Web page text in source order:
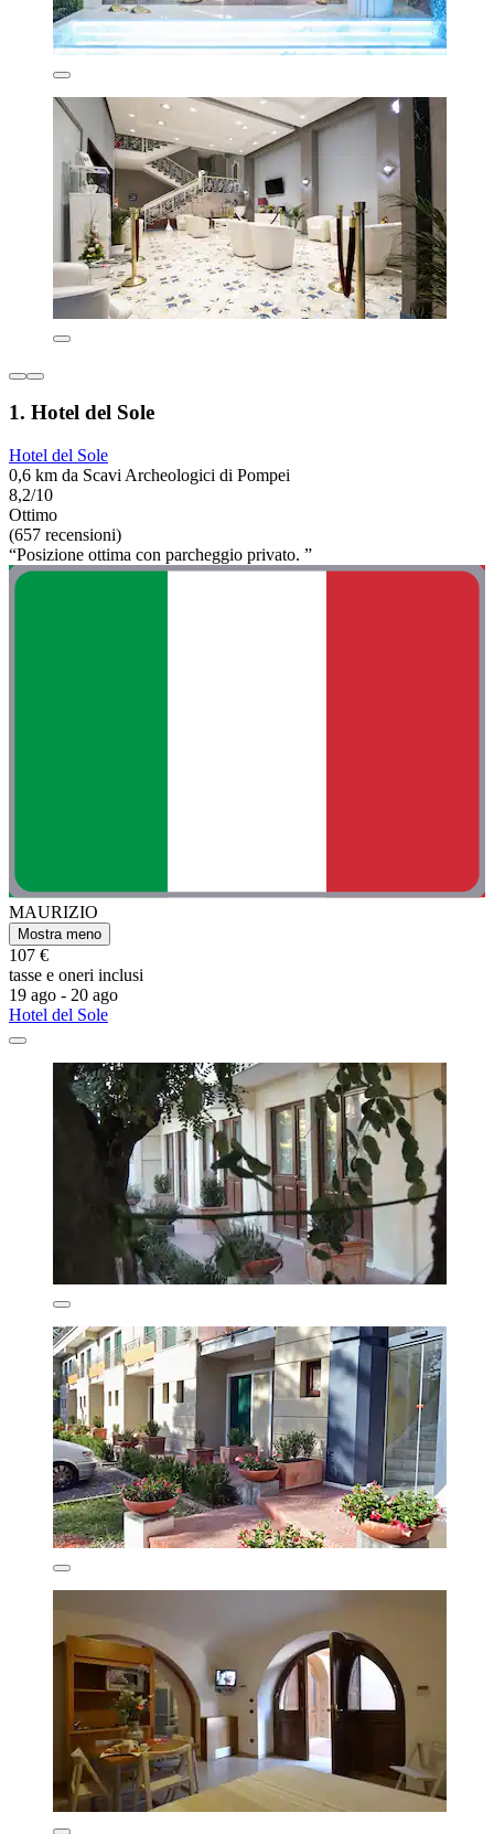
1. Hotel del Sole
Hotel del Sole
0,6 km da Scavi Archeologici di Pompei
8,2/10
Ottimo
(657 recensioni)
“Posizione ottima con parcheggio privato. ”
MAURIZIO
Mostra meno
107 €
tasse e oneri inclusi
19 ago - 20 ago
Hotel del Sole